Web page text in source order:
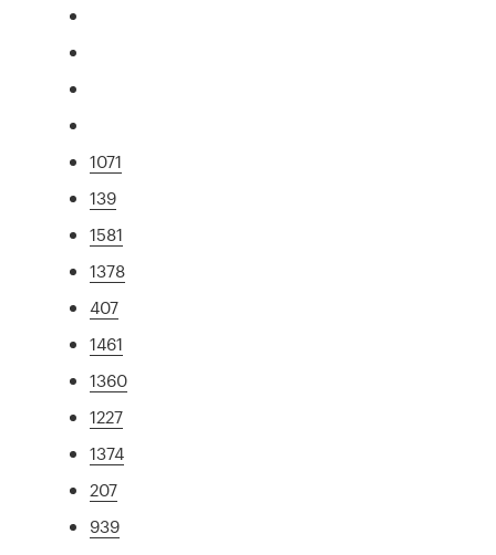
1071
139
1581
1378
407
1461
1360
1227
1374
207
939